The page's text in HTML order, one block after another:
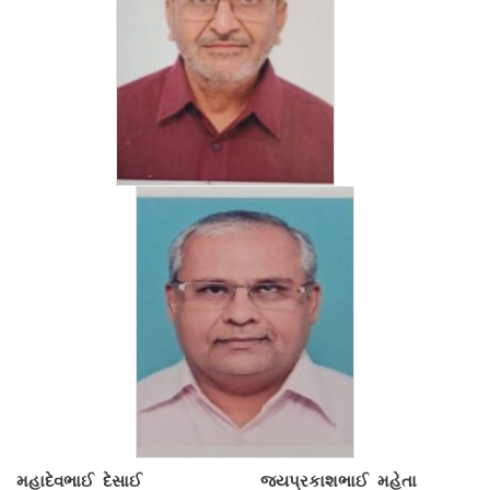
વિશિષ્ટ મુલાકાતીઓ
અમારો પરિવાર
વર્તમાન કારોબારી સમિતિ
ટ્રસ્ટી મંડળના સભ્યશ્રીઓ
કર્મચારીગણ
ભૂતપૂર્વ હોદ્દેદારો
સભ્યપદ-નીતિ નિયમો
પ્રબુધ્ધ વાચકો
નીતિ નિયમો
ગેલેરી
સમાચાર માધ્યમોની અટારીએથી
મહાદેવભાઈ દેસાઈ જયપ્રકાશભાઈ મહેતા